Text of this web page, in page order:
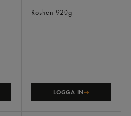
Roshen 920g
LOGGA IN